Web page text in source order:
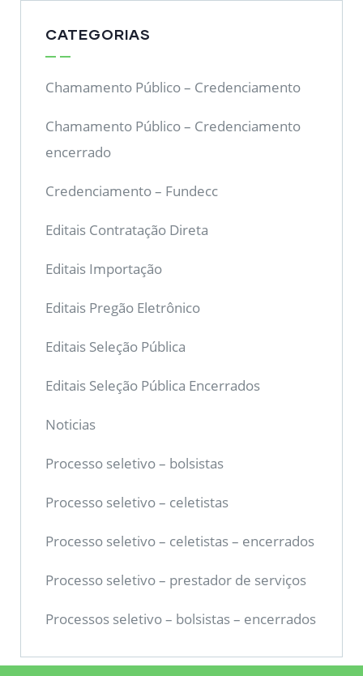
CATEGORIAS
Chamamento Público – Credenciamento
Chamamento Público – Credenciamento
encerrado
Credenciamento – Fundecc
Editais Contratação Direta
Editais Importação
Editais Pregão Eletrônico
Editais Seleção Pública
Editais Seleção Pública Encerrados
Noticias
Processo seletivo – bolsistas
Processo seletivo – celetistas
Processo seletivo – celetistas – encerrados
Processo seletivo – prestador de serviços
Processos seletivo – bolsistas – encerrados